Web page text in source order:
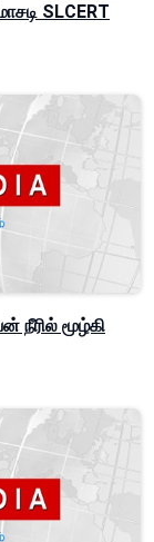
SLCERT
நீரில் மூழ்கி